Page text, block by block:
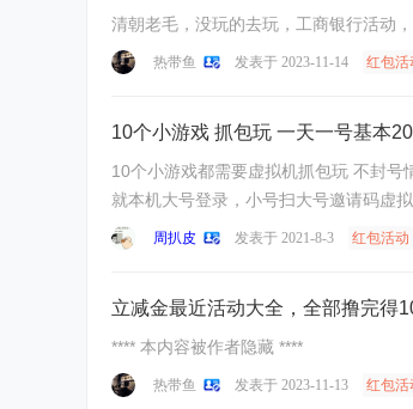
热带鱼 发表于 2023-11-14 红包活
10个小游戏 抓包玩 一天一号基本
10个小游戏都需要虚拟机抓包玩 不封号情况下一天一号基本20+ 抓包断网的话看下面图片教程 其他的不懂再问吧 抓包关键词：redbag 或者 你的余额多少就搜多少 玩法一： 自己有小号的
周扒皮 发表于 2021-8-3 红包活动
立减金最近活动大全，全部撸完得
**** 本内容被作者隐藏 ****
热带鱼 发表于 2023-11-13 红包活